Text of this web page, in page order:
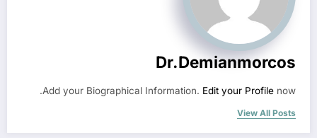
Dr.demianmorcos
Add your Biographical Information. Edit your Profile now.
View All Posts